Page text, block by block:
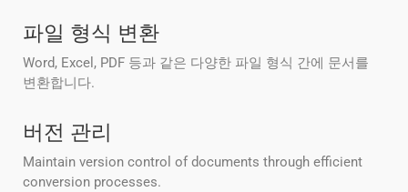
파일 형식 변환
Word, Excel, PDF 등과 같은 다양한 파일 형식 간에 문서를
변환합니다.
버전 관리
Maintain version control of documents through efficient
conversion processes.